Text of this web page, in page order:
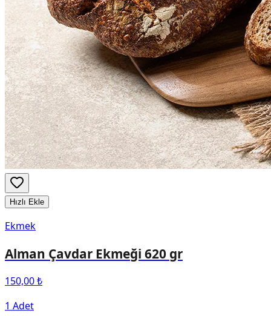
Hızlı Ekle
Ekmek
Alman Çavdar Ekmeği 620 gr
150,00 ₺
1 Adet